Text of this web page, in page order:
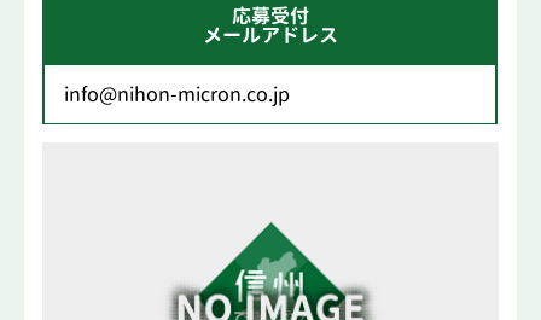
応募受付
メールアドレス
info@nihon-micron.co.jp